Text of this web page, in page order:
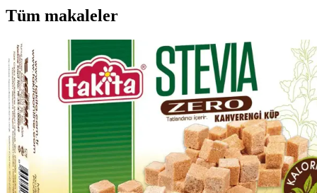
Tüm makaleler